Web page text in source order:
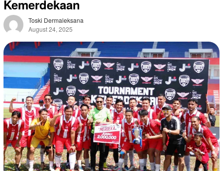
Kemerdekaan
Toski Dermaleksana
August 24, 2025